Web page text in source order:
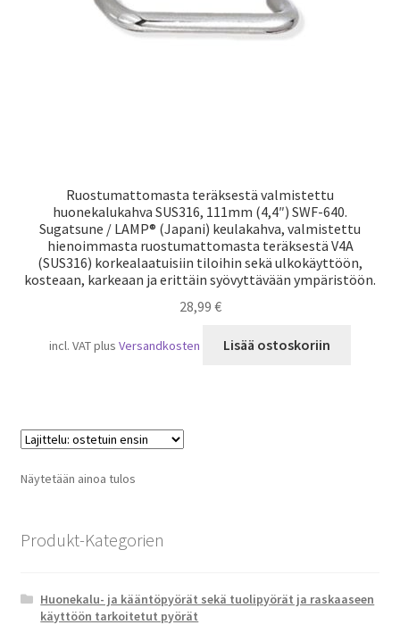
Ruostumattomasta teräksestä valmistettu
huonekalukahva SUS316, 111mm (4,4″) SWF-640.
Sugatsune / LAMP® (Japani) keulakahva, valmistettu
hienoimmasta ruostumattomasta teräksestä V4A
(SUS316) korkealaatuisiin tiloihin sekä ulkokäyttöön,
kosteaan, karkeaan ja erittäin syövyttävään ympäristöön.
28,99 €
incl. VATplusVersandkosten Lisää ostoskoriin
Näytetään ainoa tulos
Produkt-Kategorien
Huonekalu- ja kääntöpyörät sekä tuolipyörät ja raskaaseen
käyttöön tarkoitetut pyörät